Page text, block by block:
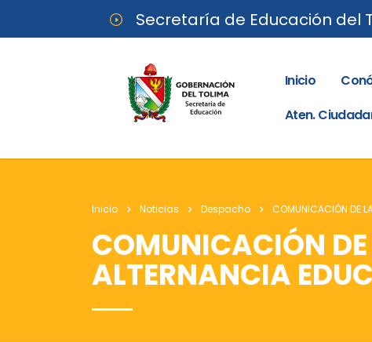
Secretaría de Educación del
Inicio
Aten.
Inicio Noticias Despacho COMUNICACIÓN DE
COMUNICACIÓN DE
ALTERNANCIA